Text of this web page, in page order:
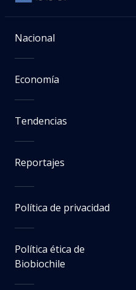
Nacional
Economía
Tendencias
Reportajes
Política de privacidad
Política ética de
Biobiochile